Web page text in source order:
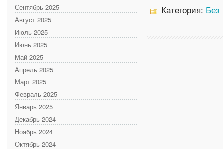
Сентябрь 2025
Август 2025
Июль 2025
Июнь 2025
Май 2025
Апрель 2025
Март 2025
Февраль 2025
Январь 2025
Декабрь 2024
Ноябрь 2024
Октябрь 2024
Категория: Без